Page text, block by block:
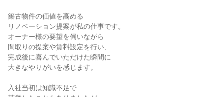
築古物件の価値を高める
リノベーション提案が私の仕事です。
オーナー様の要望を伺いながら
間取りの提案や賃料設定を行い、
完成後に喜んでいただけた瞬間に
大きなやりがいを感じます。
入社当初は知識不足で